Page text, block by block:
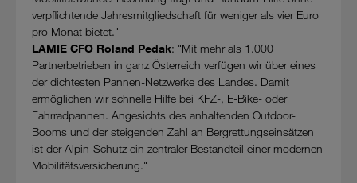
verpflichtende Jahresmitgliedschaft für weniger als vier Euro
pro Monat bietet."
LAMIE CFO Roland Pedak: "Mit mehr als 1.000
Partnerbetrieben in ganz Österreich verfügen wir über eines
der dichtesten Pannen-Netzwerke des Landes. Damit
ermöglichen wir schnelle Hilfe bei KFZ-, E-Bike- oder
Fahrradpannen. Angesichts des anhaltenden Outdoor-
Booms und der steigenden Zahl an Bergrettungseinsätzen
ist der Alpin-Schutz ein zentraler Bestandteil einer modernen
Mobilitätsversicherung."
Wenn Sie „Nur notwendige Cookies“ wählen, dann sind für
Sie nur jene Cookies im Einsatz, die zur Funktion dieser
Website unerlässlich sind.